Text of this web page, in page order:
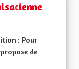
: Pour
de